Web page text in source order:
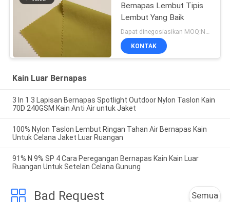
Bernapas Lembut Tipis
Lembut Yang Baik
KONTAK
Kain Luar Bernapas
3 In 1 3 Lapisan Bernapas Spotlight Outdoor Nylon Taslon Kain
70D 240GSM Kain Anti Air untuk Jaket
100% Nylon Taslon Lembut Ringan Tahan Air Bernapas Kain
Untuk Celana Jaket Luar Ruangan
91% N 9% SP 4 Cara Peregangan Bernapas Kain Kain Luar
Ruangan Untuk Setelan Celana Gunung
Bad Request Semua